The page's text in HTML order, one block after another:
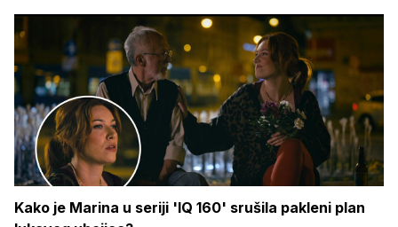
Kako je Marina u seriji 'IQ 160' srušila pakleni plan